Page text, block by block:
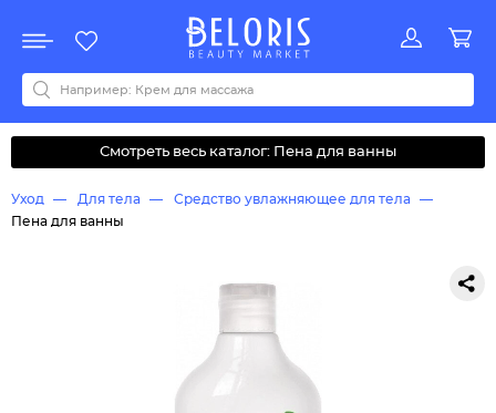
Акции
Все бренды
0-9ABCDEFGHIJKLMNOPQRSTUVWYZАБВДЗИМОКЛНПРСТУФ
Смотреть весь каталог: Пена для ванны
Уход Для тела
Средство увлажняющее для тела
Пена для ванны